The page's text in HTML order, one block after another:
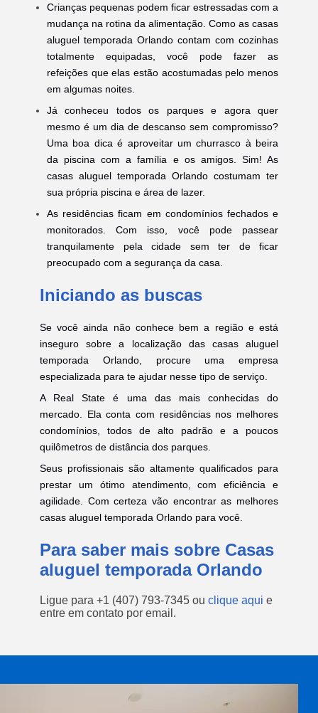
Crianças pequenas podem ficar estressadas com a
mudança na rotina da alimentação. Como as casas
aluguel temporada Orlando contam com cozinhas
totalmente equipadas, você pode fazer as
refeições que elas estão acostumadas pelo menos
em algumas noites.
Já conheceu todos os parques e agora quer
mesmo é um dia de descanso sem compromisso?
Uma boa dica é aproveitar um churrasco à beira
da piscina com a família e os amigos. Sim! As
casas aluguel temporada Orlando costumam ter
sua própria piscina e área de lazer.
As residências ficam em condomínios fechados e
monitorados. Com isso, você pode passear
tranquilamente pela cidade sem ter de ficar
preocupado com a segurança da casa.
Iniciando as buscas
Se você ainda não conhece bem a região e está
inseguro sobre a localização das casas aluguel
temporada Orlando, procure uma empresa
especializada para te ajudar nesse tipo de serviço.
A Real State é uma das mais conhecidas do
mercado. Ela conta com residências nos melhores
condomínios, todos de alto padrão e a poucos
quilômetros de distância dos parques.
Seus profissionais são altamente qualificados para
prestar um ótimo atendimento, com eficiência e
agilidade. Com certeza vão encontrar as melhores
casas aluguel temporada Orlando para você.
Para saber mais sobre Casas
aluguel temporada Orlando
Ligue para +1 (407) 793-7345 ou clique aqui e
entre em contato por email.